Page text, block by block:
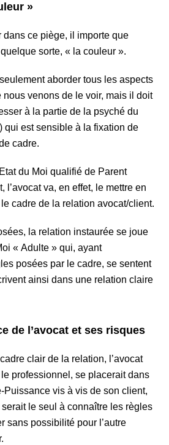
»
dans ce piège, il importe que
sorte, « la couleur ».
aborder tous les aspects
nous venons de le voir, mais il doit
à la partie de la psyché du
qui est sensible à la fixation de
cadre.
du Moi qualifié de Parent
l’avocat va, en effet, le mettre en
cadre de la relation avocat/client.
la relation instaurée se joue
« Adulte » qui, ayant
posées par le cadre, se sentent
ainsi dans une relation claire
de l’avocat et ses risques
clair de la relation, l’avocat
professionnel, se placerait dans
Puissance vis à vis de son client,
le seul à connaître les règles
sans possibilité pour l’autre